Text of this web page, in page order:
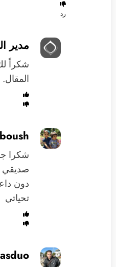
رد
مدير
شكراً
المقال.
شكرا
صديقي
دون
تحياتي